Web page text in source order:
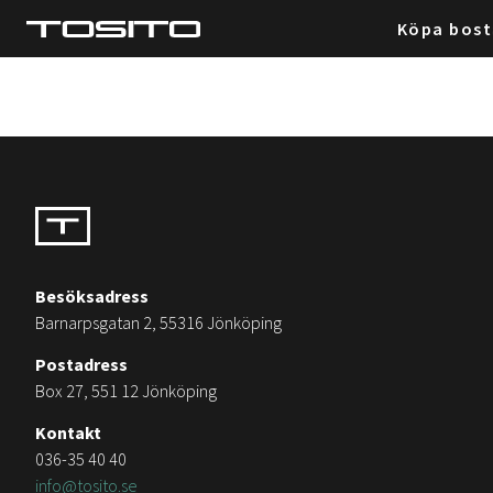
Köpa
Besöksadress
Barnarpsgatan 2, 55316 Jönköping
Postadress
Box 27, 551 12 Jönköping
Kontakt
036-35 40 40
info@tosito.se